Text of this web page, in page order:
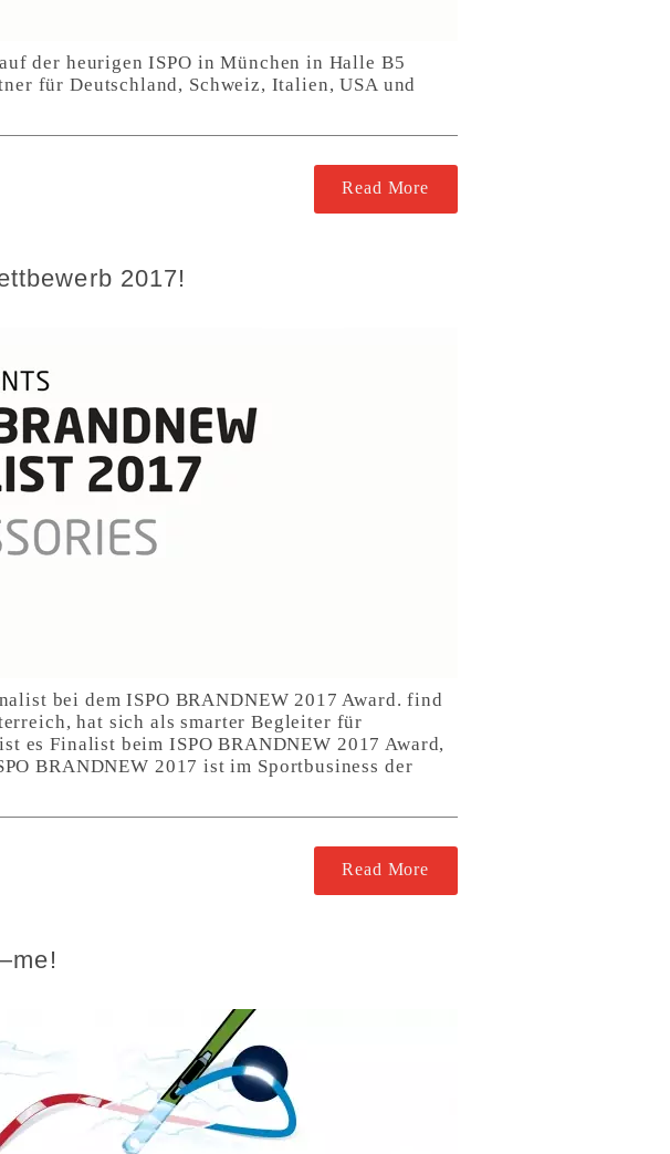
der heurigen ISPO in München in Halle B5
für Deutschland, Schweiz, Italien, USA und
Read More
2017!
bei dem ISPO BRANDNEW 2017 Award. find
hat sich als smarter Begleiter für
es Finalist beim ISPO BRANDNEW 2017 Award,
BRANDNEW 2017 ist im Sportbusiness der
Read More